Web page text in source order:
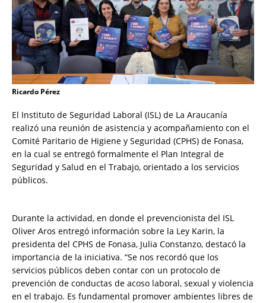
Ricardo Pérez
El Instituto de Seguridad Laboral (ISL) de La Araucanía
realizó una reunión de asistencia y acompañamiento con el
Comité Paritario de Higiene y Seguridad (CPHS) de Fonasa,
en la cual se entregó formalmente el Plan Integral de
Seguridad y Salud en el Trabajo, orientado a los servicios
públicos.
Durante la actividad, en donde el prevencionista del ISL
Oliver Aros entregó información sobre la Ley Karin, la
presidenta del CPHS de Fonasa, Julia Constanzo, destacó la
importancia de la iniciativa. “Se nos recordó que los
servicios públicos deben contar con un protocolo de
prevención de conductas de acoso laboral, sexual y violencia
en el trabajo. Es fundamental promover ambientes libres de